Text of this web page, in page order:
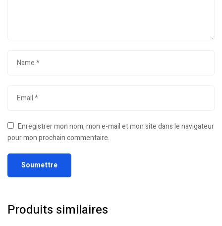
Enregistrer mon nom, mon e-mail et mon site dans le navigateur
pour mon prochain commentaire.
Produits similaires